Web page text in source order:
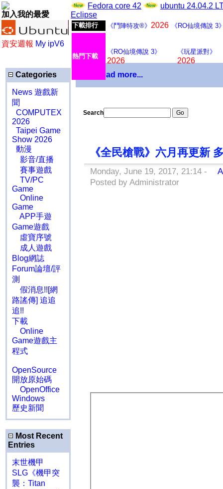
加入我的最愛
資安週報 My ipV6
Fedora core 42
ubuntu 24.04.2
Eclipse
下載排行 《鬥陣特攻®》 2026 《RO仙境傳說 3
熱門下載
《RO仙境傳說 3》
2026
《玩星派對》
2026
Categories
News 遊戲新
聞
COMPUTEX
2026
Taipei Game
Show 2026
動漫
影音/直播
賽事遊戲
TV/PC
Game
Online
Game
APP手遊
Game遊戲
虛寶序號
成人遊戲
Blog網誌
Forum論壇/評
測
假消息!![網
路謠傳] 追追
追!!
下載
Online
Game遊戲主
程式
OpenSource
開放原始碼
OpenOffice
Windows
歷史新聞
Most Recent
Entries
末世機甲
SLG《機甲突
襲：Titan
Download more...
Search
《全民槍戰》六月再更新
Monday, June 19, 2017, 21:14 -
Posted by Administrator